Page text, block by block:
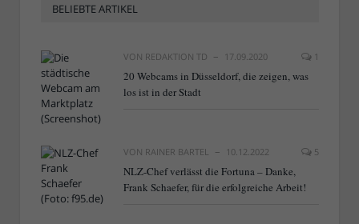
BELIEBTE ARTIKEL
VON REDAKTION TD 17.09.2020 1
20 Webcams in Düsseldorf, die zeigen, was
los ist in der Stadt
VON RAINER BARTEL 10.12.2022 5
NLZ-Chef verlässt die Fortuna – Danke,
Frank Schaefer, für die erfolgreiche Arbeit!